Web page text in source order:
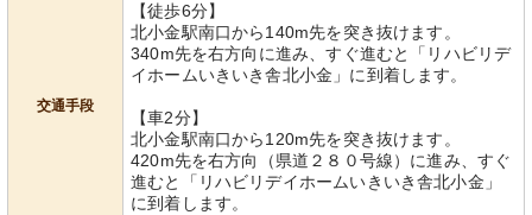
交通手段
【徒歩6分】
北小金駅南口から140m先を突き抜けます。
340m先を右方向に進み、すぐ進むと「リハビリデ
イホームいきいき舎北小金」に到着します。
【車2分】
北小金駅南口から120m先を突き抜けます。
420m先を右方向（県道２８０号線）に進み、すぐ
進むと「リハビリデイホームいきいき舎北小金」
に到着します。